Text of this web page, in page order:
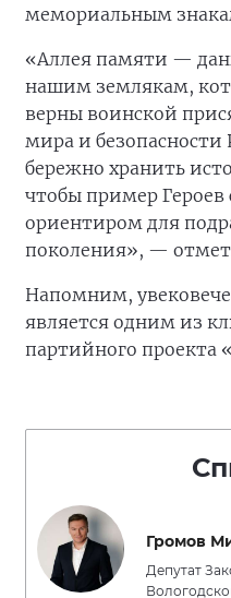
мемориальным
«Аллея памяти —
нашим землякам,
верны воинской
мира и
бережно хранить
чтобы пример
ориентиром для
поколения», —
Напомним,
является одним из
партийного проекта
Громов
Депутат